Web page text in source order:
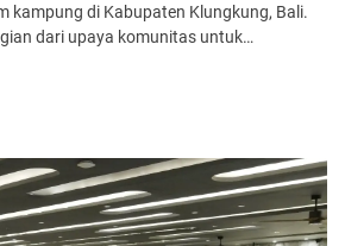
kampung di Kabupaten Klungkung, Bali.
dari upaya komunitas untuk…